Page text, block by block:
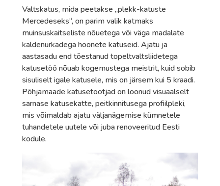
Valtskatus, mida peetakse „plekk-katuste
Mercedeseks“, on parim valik katmaks
muinsuskaitseliste nõuetega või väga madalate
kaldenurkadega hoonete katuseid. Ajatu ja
aastasadu end tõestanud topeltvaltsliidetega
katusetöö nõuab kogemustega meistrit, kuid sobib
sisuliselt igale katusele, mis on järsem kui 5 kraadi.
Põhjamaade katusetootjad on loonud visuaalselt
sarnase katusekatte, peitkinnitusega profiilpleki,
mis võimaldab ajatu väljanägemise kümnetele
tuhandetele uutele või juba renoveeritud Eesti
kodule.